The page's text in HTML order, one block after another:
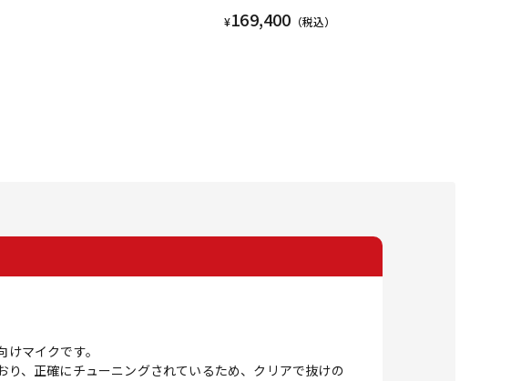
¥169,400 （税込）
マイクです。
、正確にチューニングされているため、クリアで抜けの